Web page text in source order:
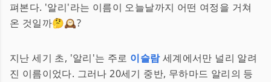
펴본다. '알리'라는 이름이 오늘날까지 어떤 여정을 거쳐
온 것일까🤔🕰️?
지난 세기 초, '알리'는 주로 이슬람세계에서만 널리 알려
진 이름이었다. 그러나 20세기 중반, 무하마드 알리의 등